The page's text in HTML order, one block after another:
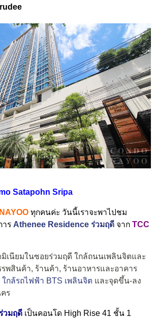
Satapohn Sripa
ทุกคนค่ะ วันนี้เราจะพาไปชม
าร Athenee Residence ร่วมฤดี จาก TCC
มิเนียมในซอยร่วมฤดี ใกล้ถนนเพลินจิตและ
พสินค้า, ร้านค้า, ร้านอาหารและอาคาร
ใกล้รถไฟฟ้า BTS เพลินจิต และจุดขึ้น-ลง
ร
วมฤดี เป็นคอนโด High Rise 41 ชั้น 1